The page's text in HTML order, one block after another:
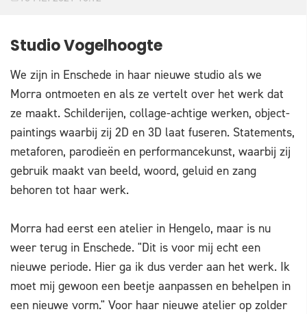
Studio Vogelhoogte
We zijn in Enschede in haar nieuwe studio als we
Morra ontmoeten en als ze vertelt over het werk dat
ze maakt. Schilderijen, collage-achtige werken, object-
paintings waarbij zij 2D en 3D laat fuseren. Statements,
metaforen, parodieën en performancekunst, waarbij zij
gebruik maakt van beeld, woord, geluid en zang
behoren tot haar werk.
Morra had eerst een atelier in Hengelo, maar is nu
weer terug in Enschede. "Dit is voor mij echt een
nieuwe periode. Hier ga ik dus verder aan het werk. Ik
moet mij gewoon een beetje aanpassen en behelpen in
een nieuwe vorm." Voor haar nieuwe atelier op zolder